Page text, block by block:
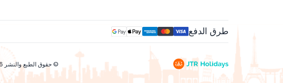
طرق الدفع
© حقوق الطبع والنشر 2026